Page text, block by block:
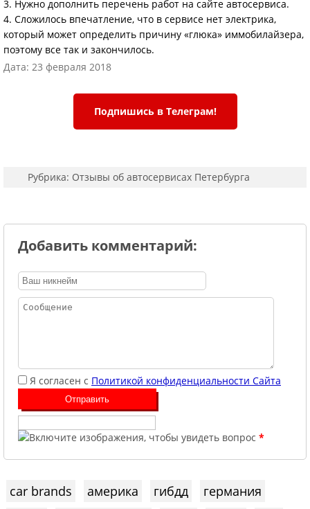
3. Нужно дополнить перечень работ на сайте автосервиса.
4. Сложилось впечатление, что в сервисе нет электрика,
который может определить причину «глюка» иммобилайзера,
поэтому все так и закончилось.
Дата: 23 февраля 2018
Подпишись в Телеграм!
Рубрика: Отзывы об автосервисах Петербурга
Добавить комментарий:
Я согласен с Политикой конфиденциальности Сайта
*
car brands америка гибдд германия